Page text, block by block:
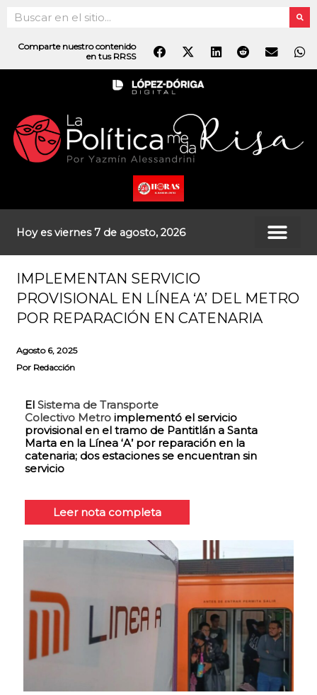
contenido
Search
Comparte nuestro contenido
en tus RRSS
Hoy es viernes 7 de agosto, 2026
IMPLEMENTAN SERVICIO
PROVISIONAL EN LÍNEA ‘A’ DEL METRO
POR REPARACIÓN EN CATENARIA
Agosto 6, 2025
Por Redacción
El Sistema de Transporte
Colectivo Metro implementó el servicio
provisional en el tramo de Pantitlán a Santa
Marta en la Línea ‘A’ por reparación en la
catenaria; dos estaciones se encuentran sin
servicio
Leer nota completa